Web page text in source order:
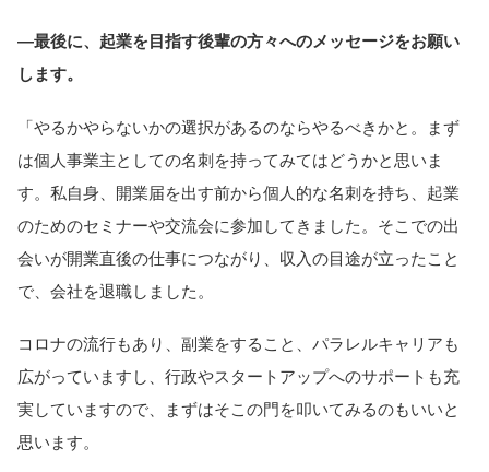
―最後に、起業を目指す後輩の方々へのメッセージをお願い
します。
「やるかやらないかの選択があるのならやるべきかと。まず
は個人事業主としての名刺を持ってみてはどうかと思いま
す。私自身、開業届を出す前から個人的な名刺を持ち、起業
のためのセミナーや交流会に参加してきました。そこでの出
会いが開業直後の仕事につながり、収入の目途が立ったこと
で、会社を退職しました。
コロナの流行もあり、副業をすること、パラレルキャリアも
広がっていますし、行政やスタートアップへのサポートも充
実していますので、まずはそこの門を叩いてみるのもいいと
思います。